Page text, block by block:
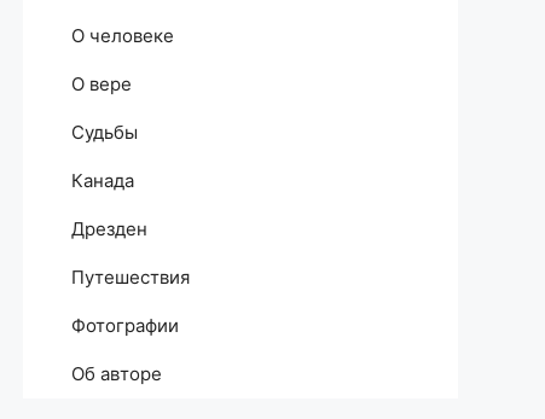
О человеке
О вере
Судьбы
Канада
Дрезден
Путешествия
Фотографии
Об авторе